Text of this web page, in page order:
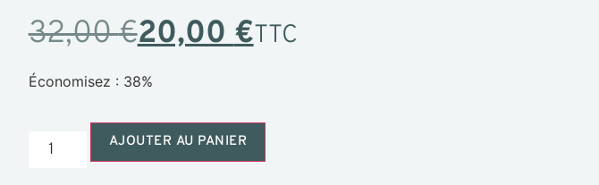
32,00€20,00€TTC
Économisez : 38%
AJOUTER AU PANIER